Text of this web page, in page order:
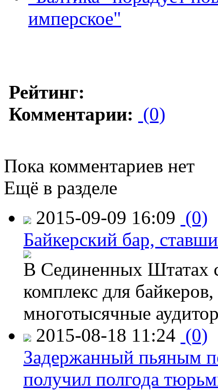
имперское"
Рейтинг:
Комментарии: (0)
Пока комментариев нет
Ещё в разделе
2015-09-09 16:09 (0)
Байкерский бар,
В Сединенных Штатах
комплекс для
многотысячные
2015-08-18 11:24 (0)
Задержанный пьяным
получил полгода